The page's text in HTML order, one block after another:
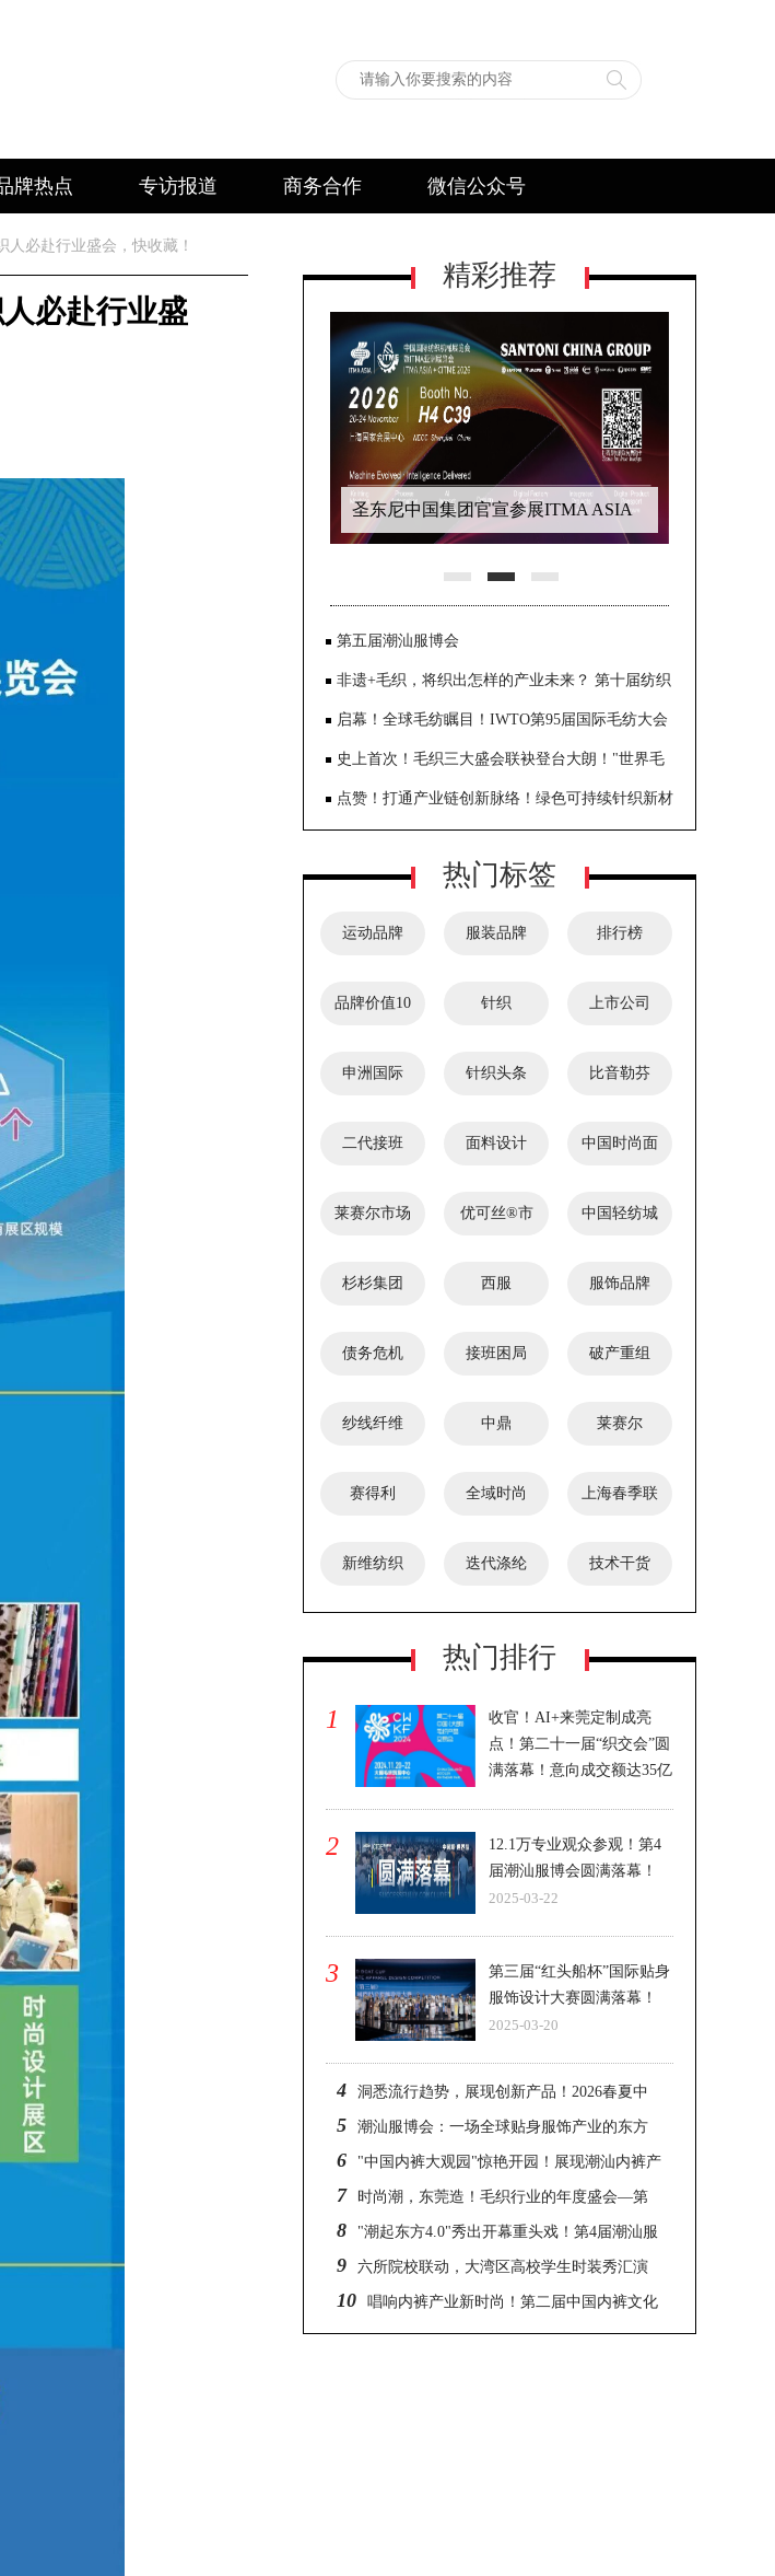
牌热点 专访报道 商务合作 微信公众号
必赴行业盛会，快收藏！
必赴行业盛
精彩推荐
圣东尼中国集团官宣参展ITMA ASIA
第五届潮汕服博会
非遗+毛织，将织出怎样的产业未来？ 第十届纺织
非物质文化遗产大会在东莞大朗启幕
启幕！全球毛纺瞩目！IWTO第95届国际毛纺大会
齐聚大朗共探全球产业合作之路
史上首次！毛织三大盛会联袂登台大朗！"世界毛
织之都"奏响产业发展强音
点赞！打通产业链创新脉络！绿色可持续针织新材
热门标签
运动品牌 服装品牌 排行榜
品牌价值10 针织 上市公司
申洲国际 针织头条 比音勒芬
二代接班 面料设计 中国时尚面
莱赛尔市场
优可丝®市 中国轻纺城
杉杉集团 西服 服饰品牌
债务危机 接班困局 破产重组
纱线纤维 中鼎 莱赛尔
赛得利 全域时尚 上海春季联
新维纺织
迭代涤纶 技术干货
热门排行
1
收官！AI+来莞定制成亮
点！第二十一届“织交会”圆
满落幕！意向成交额达35亿
2
12.1万专业观众参观！第4
届潮汕服博会圆满落幕！
2025-03-22
3
第三届“红头船杯”国际贴身
服饰设计大赛圆满落幕！
2025-03-20
4 洞悉流行趋势，展现创新产品！2026春夏中
国纺织面料流行趋势在广州国际轻纺城亮相
5 潮汕服博会：一场全球贴身服饰产业的东方
盛宴
6 "中国内裤大观园"惊艳开园！展现潮汕内裤产
业多元风采与创新活力
7 时尚潮，东莞造！毛织行业的年度盛会—第
21届“织交会”在大朗盛大开幕
8 "潮起东方4.0"秀出开幕重头戏！第4届潮汕服
博会盛大开幕！
9 六所院校联动，大湾区高校学生时装秀汇演
展现设计新生力量
10 唱响内裤产业新时尚！第二届中国内裤文化
节圆满成功举办